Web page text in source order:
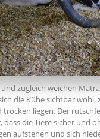
zugleich weichen
die Kühe sichtbar wohl,
trocken liegen. Der
dass die Tiere sicher und
aufstehen und sich